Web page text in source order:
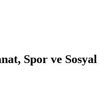
Spor ve Sosyal